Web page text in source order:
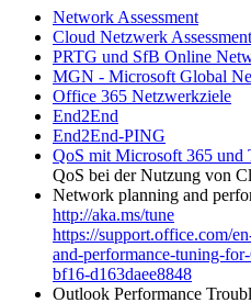
Network Assessment
Cloud Netzwerk Assessment
PRTG und SfB Online
MGN - Microsoft Global
Office 365 Netzwerkziele
End2End
End2End-PING
QoS mit Microsoft 365 und
QoS bei der Nutzung von
Network planning and
http://aka.ms/tune
https://support.office.com/
and-performance-tuning-
bf16-d163daee8848
Outlook Performance